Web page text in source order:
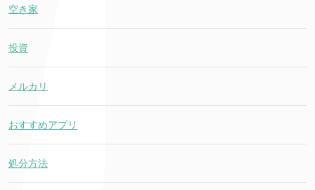
空き家
投資
メルカリ
おすすめアプリ
処分方法